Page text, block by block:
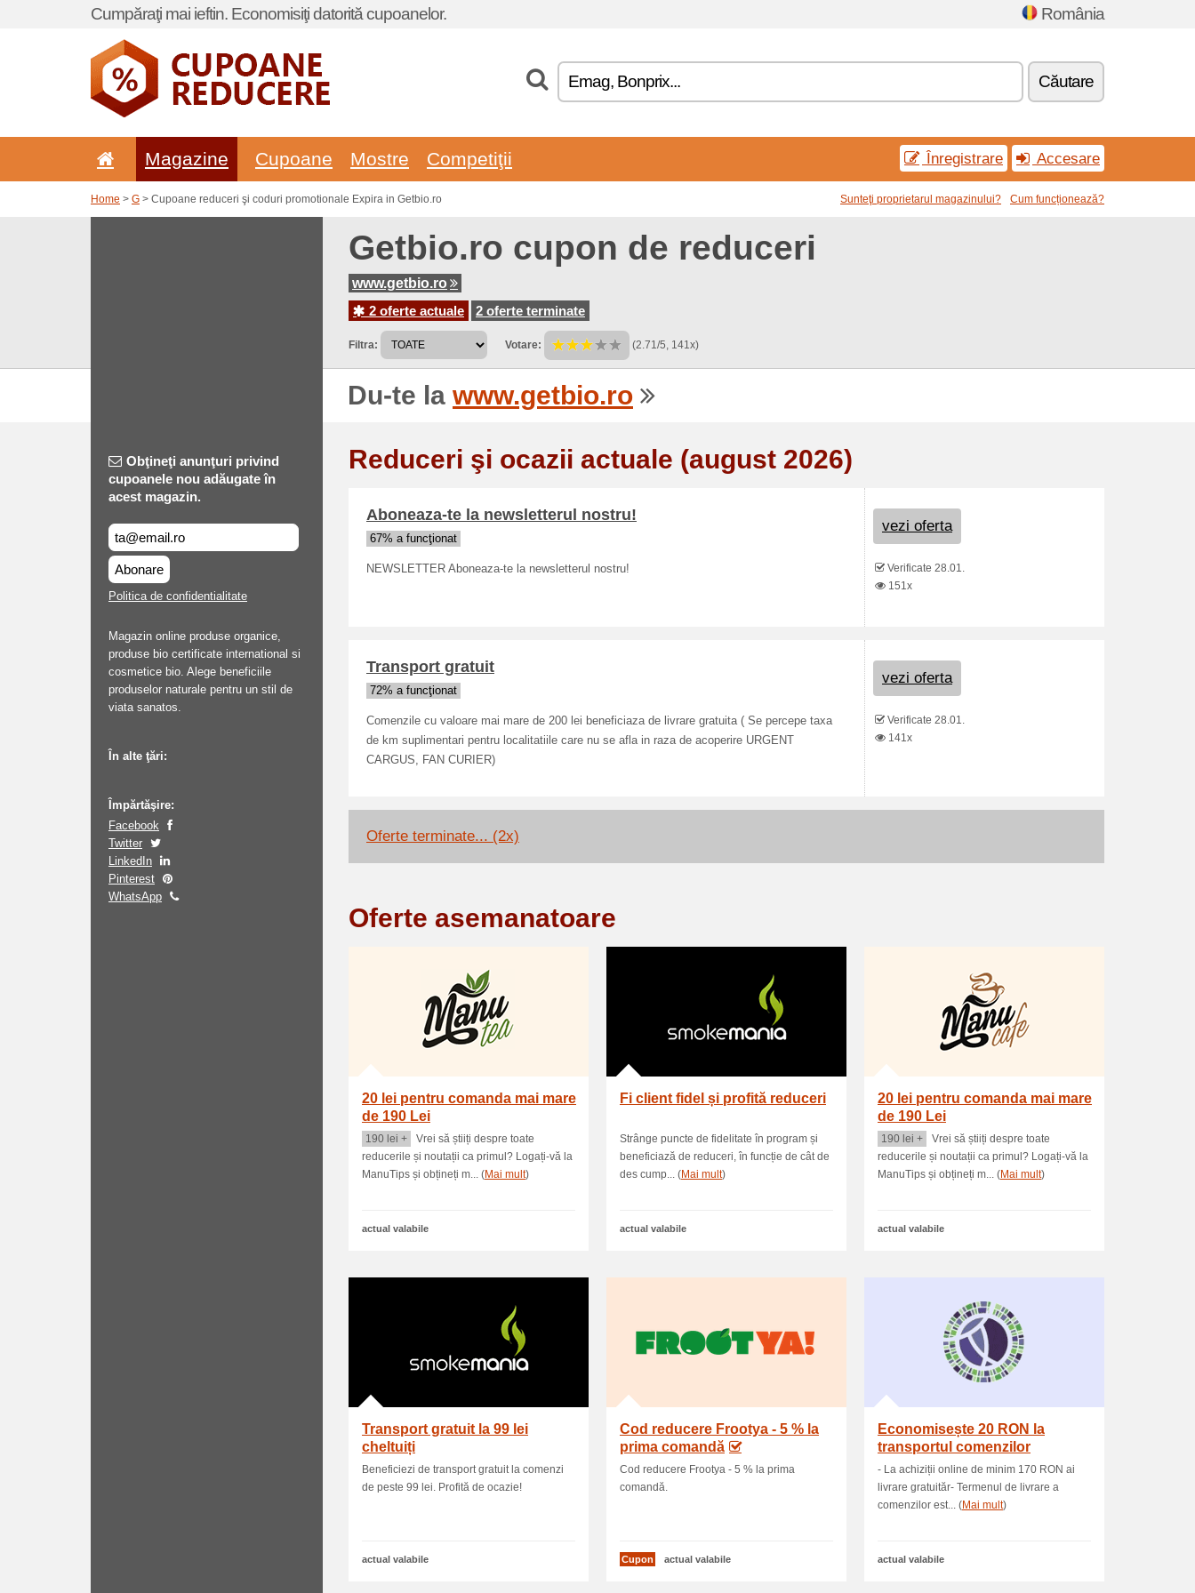
Cumpăraţi mai ieftin. Economisiţi datorită cupoanelor. România
Căutare
Magazine Cupoane Mostre Competiţii Înregistrare Accesare
Home > G > Cupoane reduceri şi coduri promotionale Expira in Getbio.ro Sunteţi proprietarul magazinului? Cum funcționează?
Getbio.ro cupon de reduceri
www.getbio.ro
2 oferte actuale
2 oferte terminate
Filtra: Votare: (2.71/5, 141x)
Du-te la www.getbio.ro
Obţineţi anunţuri privind
cupoanele nou adăugate în
acest magazin.
Abonare
Politica de confidentialitate
Magazin online produse organice,
produse bio certificate international si
cosmetice bio. Alege beneficiile
produselor naturale pentru un stil de
viata sanatos.
În alte ţări:
Împărtăşire:
Facebook
Twitter
LinkedIn
Pinterest
WhatsApp
Reduceri şi ocazii actuale (august 2026)
Aboneaza-te la newsletterul nostru!
67% a funcţionat
NEWSLETTER Aboneaza-te la newsletterul nostru!
vezi oferta
Verificate 28.01.
151x
Transport gratuit
72% a funcţionat
Comenzile cu valoare mai mare de 200 lei beneficiaza de livrare gratuita ( Se percepe taxa
de km suplimentari pentru localitatiile care nu se afla in raza de acoperire URGENT
CARGUS, FAN CURIER)
vezi oferta
Verificate 28.01.
141x
Oferte terminate... (2x)
Oferte asemanatoare
20 lei pentru comanda mai mare
de 190 Lei
190 lei +
Vrei să știiți despre toate
reducerile și noutații ca primul? Logați-vă la
ManuTips și obțineți m... (Mai mult)
actual valabile
Fi client fidel și profită reduceri
Strânge puncte de fidelitate în program și
beneficiază de reduceri, în funcție de cât de
des cump... (Mai mult)
actual valabile
20 lei pentru comanda mai mare
de 190 Lei
190 lei +
Vrei să știiți despre toate
reducerile și noutații ca primul? Logați-vă la
ManuTips și obțineți m... (Mai mult)
actual valabile
Transport gratuit la 99 lei
cheltuiți
Beneficiezi de transport gratuit la comenzi
de peste 99 lei. Profită de ocazie!
actual valabile
Cod reducere Frootya - 5 % la
prima comandă
Cod reducere Frootya - 5 % la prima
comandă.
Cupon actual valabile
Economisește 20 RON la
transportul comenzilor
- La achiziții online de minim 170 RON ai
livrare gratuităr- Termenul de livrare a
comenzilor est... (Mai mult)
actual valabile